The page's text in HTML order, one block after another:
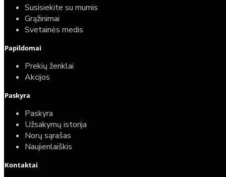
Susisiekite su mumis
Grąžinimai
Svetainės medis
Papildomai
Prekių ženklai
Akcijos
Paskyra
Paskyra
Užsakymų istorija
Norų sąrašas
Naujienlaiškis
Kontaktai